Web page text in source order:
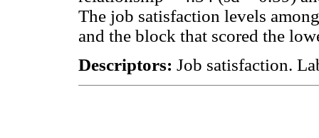
The job satisfaction levels
and the block that scored the
Descriptors: Job satisfaction.